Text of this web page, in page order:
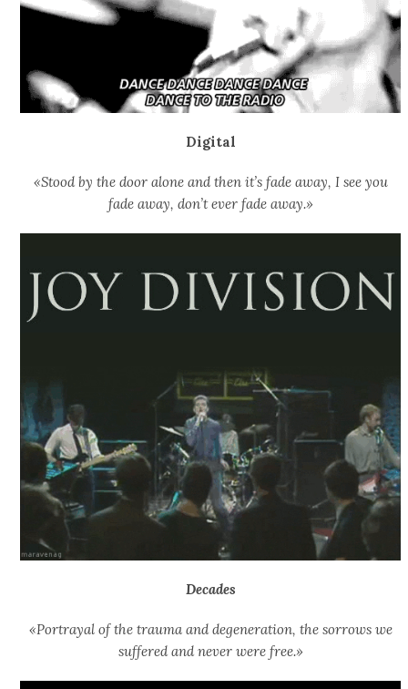
Digital
«Stood by the door alone and then it’s fade away, I see you
fade away, don’t ever fade away.»
Decades
«Portrayal of the trauma and degeneration, the sorrows we
suffered and never were free.»